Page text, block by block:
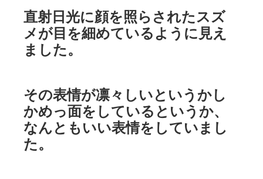
直射日光に顔を照らされたスズ
メが目を細めているように見え
ました。
その表情が凛々しいというかし
かめっ面をしているというか、
なんともいい表情をしていまし
た。